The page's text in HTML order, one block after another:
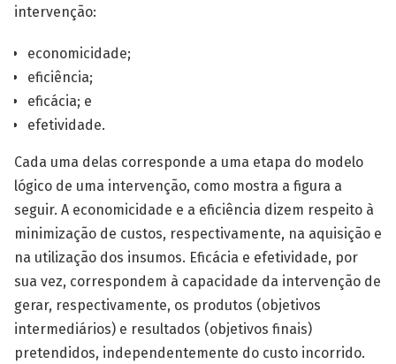
intervenção:
economicidade;
eficiência;
eficácia; e
efetividade.
Cada uma delas corresponde a uma etapa do modelo
lógico de uma intervenção, como mostra a figura a
seguir. A economicidade e a eficiência dizem respeito à
minimização de custos, res­pectivamente, na aquisição e
na utilização dos insumos. Eficácia e efetividade, por
sua vez, correspondem à capacidade da intervenção de
gerar, respectivamente, os produtos (objetivos
intermediários) e resultados (objetivos finais)
pretendidos, independentemente do custo incorrido.